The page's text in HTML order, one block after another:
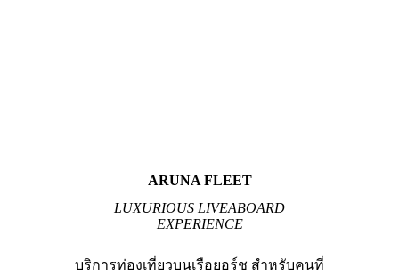
ARUNA FLEET
LUXURIOUS LIVEABOARD
EXPERIENCE
บริการท่องเที่ยวบนเรือยอร์ช สำหรับคนที่